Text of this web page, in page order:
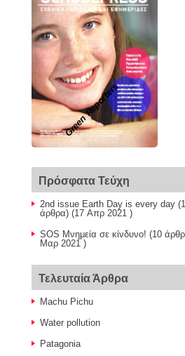
Green Reporters
Πρόσφατα Τεύχη
2nd issue Earth Day is every day
άρθρα) (17 Απρ 2021 )
SOS Μνημεία σε κίνδυνο! (10
Μαρ 2021 )
Τελευταία Άρθρα
Machu Pichu
Water pollution
Patagonia